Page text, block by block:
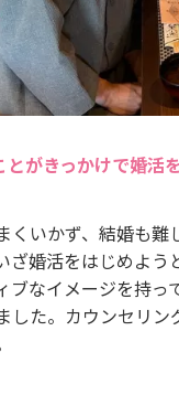
とがきっかけで婚活
くいかず、結婚も
ざ婚活をはじめよ
ブなイメージを持
した。カウンセリ